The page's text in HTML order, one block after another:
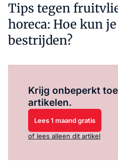
Tips tegen
horeca: Hoe kun
bestrijden?
Krijg onbeperkt
artikelen.
Lees 1 maand gratis
of lees alleen dit artikel